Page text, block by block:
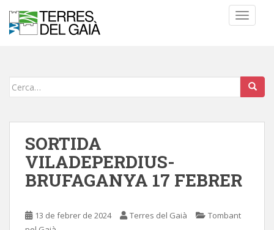
Cerca:
SORTIDA
VILADEPERDIUS-
BRUFAGANYA 17 FEBRER
13 de febrer de 2024 Terres del Gaià
Tombant